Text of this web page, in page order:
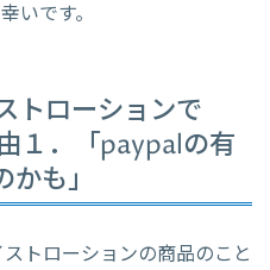
いです。
トローションで
１．「paypalの有
も」
トローションの商品のこと